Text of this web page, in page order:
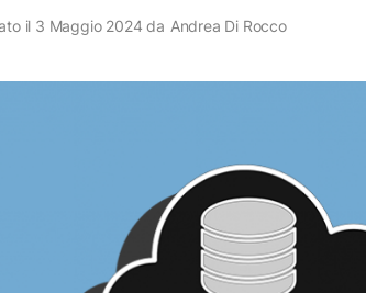
il 3 Maggio 2024 da Andrea Di Rocco